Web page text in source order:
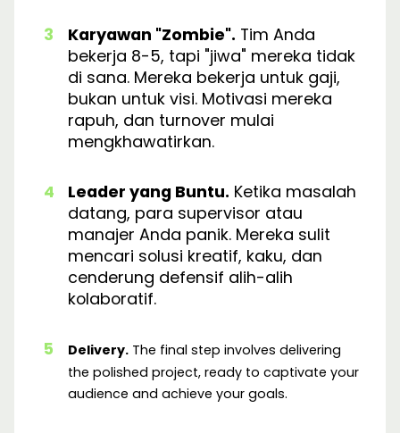
Karyawan "Zombie". Tim Anda
bekerja 8-5, tapi "jiwa" mereka tidak
di sana. Mereka bekerja untuk gaji,
bukan untuk visi. Motivasi mereka
rapuh, dan turnover mulai
mengkhawatirkan.
Leader yang Buntu. Ketika masalah
datang, para supervisor atau
manajer Anda panik. Mereka sulit
mencari solusi kreatif, kaku, dan
cenderung defensif alih-alih
kolaboratif.
Delivery. The final step involves delivering
the polished project, ready to captivate your
audience and achieve your goals.